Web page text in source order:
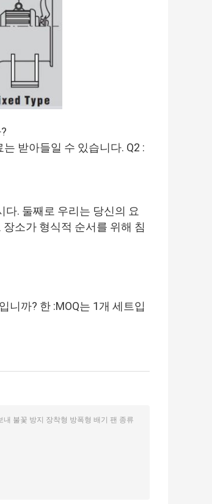
받아들일 수 있습니다. Q2 :
. 둘째로 우리는 당신의 요
소가 형식적 순서를 위해 침
니까? 한 :MOQ는 1개 세트입